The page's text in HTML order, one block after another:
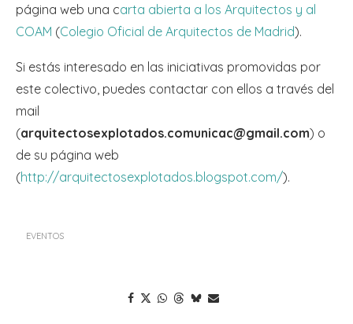
página web una carta abierta a los Arquitectos y al
COAM (Colegio Oficial de Arquitectos de Madrid).
Si estás interesado en las iniciativas promovidas por
este colectivo, puedes contactar con ellos a través del
mail
(arquitectosexplotados.comunicac@gmail.com) o
de su página web
(http://arquitectosexplotados.blogspot.com/).
EVENTOS